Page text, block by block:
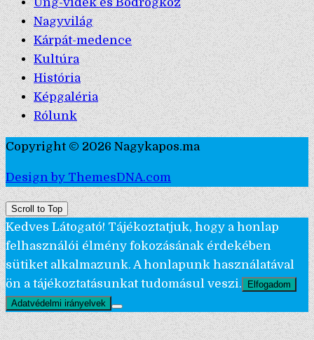
Nagyvilág
Kárpát-medence
Kultúra
História
Képgaléria
Rólunk
Copyright © 2026 Nagykapos.ma
Design by ThemesDNA.com
Scroll to Top
Kedves Látogató! Tájékoztatjuk, hogy a honlap
felhasználói élmény fokozásának érdekében
sütiket alkalmazunk. A honlapunk használatával
ön a tájékoztatásunkat tudomásul veszi.
Elfogadom
Adatvédelmi irányelvek